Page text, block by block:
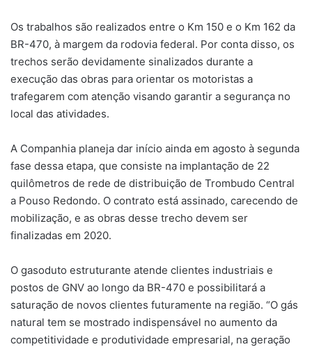
Os trabalhos são realizados entre o Km 150 e o Km 162 da
BR-470, à margem da rodovia federal. Por conta disso, os
trechos serão devidamente sinalizados durante a
execução das obras para orientar os motoristas a
trafegarem com atenção visando garantir a segurança no
local das atividades.
A Companhia planeja dar início ainda em agosto à segunda
fase dessa etapa, que consiste na implantação de 22
quilômetros de rede de distribuição de Trombudo Central
a Pouso Redondo. O contrato está assinado, carecendo de
mobilização, e as obras desse trecho devem ser
finalizadas em 2020.
O gasoduto estruturante atende clientes industriais e
postos de GNV ao longo da BR-470 e possibilitará a
saturação de novos clientes futuramente na região. “O gás
natural tem se mostrado indispensável no aumento da
competitividade e produtividade empresarial, na geração